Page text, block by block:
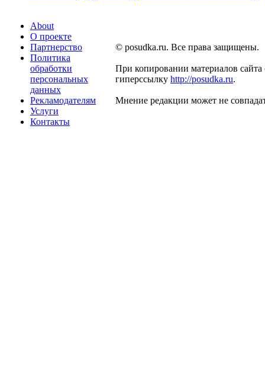
About
О проекте
Партнерство
Политика
обработки
персональных
данных
Рекламодателям
Услуги
Контакты
© posudka.ru. Все права защищены.
При копировании материалов сайта
гиперссылку http://posudka.ru.
Мнение редакции может не